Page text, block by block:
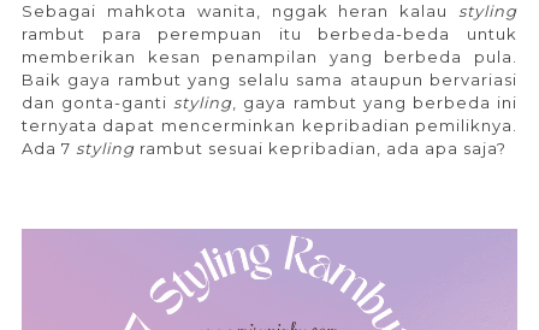
Sebagai mahkota wanita, nggak heran kalau styling
rambut para perempuan itu berbeda-beda untuk
memberikan kesan penampilan yang berbeda pula.
Baik gaya rambut yang selalu sama ataupun bervariasi
dan gonta-ganti styling , gaya rambut yang berbeda ini
ternyata dapat mencerminkan kepribadian pemiliknya.
Ada 7 stylingrambut sesuai kepribadian, ada apa saja?